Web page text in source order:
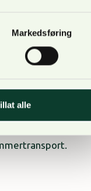
Markedsføring
alle
på